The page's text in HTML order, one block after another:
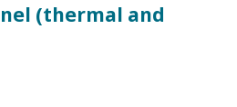
(thermal and